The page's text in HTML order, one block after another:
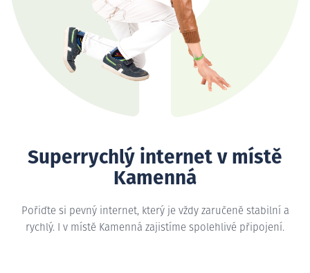
Superrychlý internet v místě
Kamenná
Pořiďte si pevný internet, který je vždy zaručeně stabilní a
rychlý. I v místě Kamenná zajistíme spolehlivé připojení.